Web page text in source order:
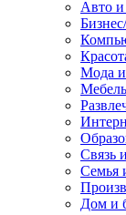
Авто
Мода и
Связь
Семья
Дом и